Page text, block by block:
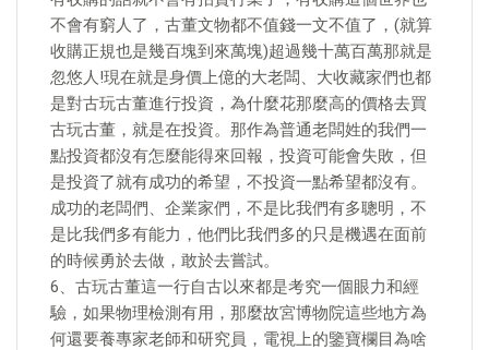
不會有窮人了，古董文物都不值錢一文不值了，(就算
收購正規也是幾百塊到來萬塊)超過幾十萬百萬那就是
忽悠人!現在就是身價上億的大老闆、大收藏家們也都
是對古玩古董進行投資，為什麼花那麼高的價格去買
古玩古董，就是在投資。那作為普通老闆姓的我們一
點投資都沒有怎麼能得來回報，投資可能會失敗，但
是投資了就有成功的希望，不投資一點希望都沒有。
成功的老闆們、企業家們，不是比我們有多聰明，不
是比我們多有能力，他們比我們多的只是機遇在面前
的時候勇於去做，敢於去嘗試。
6、古玩古董這一行自古以來都是考究一個眼力和經
驗，如果物理檢測有用，那麼故宮博物院這些地方為
何還要養專家老師和研究員，電視上的鑒寶欄目為啥